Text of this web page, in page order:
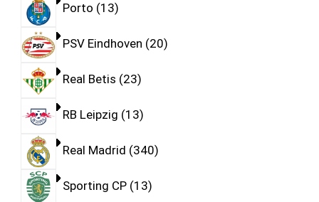
Porto 13
PSV Eindhoven 20
Real Betis 23
RB Leipzig 13
Real Madrid 340
Sporting CP 13